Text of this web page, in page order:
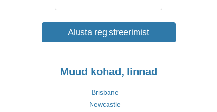
Alusta registreerimist
Muud kohad, linnad
Brisbane
Newcastle